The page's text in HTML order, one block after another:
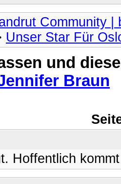
Community |
Unser Star Für
und
Braun
Hoffentlich